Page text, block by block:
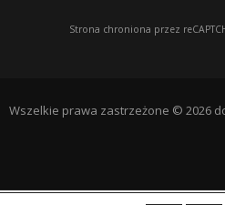
Strona chroniona przez
Wszelkie prawa zastrzeżone © 2026